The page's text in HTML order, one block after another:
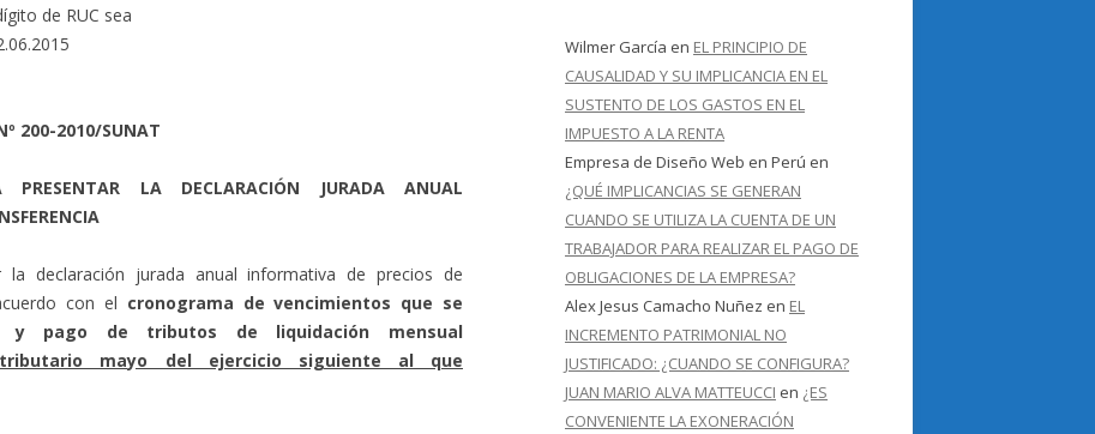
de RUC sea
200-2010/SUNAT
LA DECLARACIÓN JURADA ANUAL
declaración jurada anual informativa de precios de
con el cronograma de vencimientos que se
y pago de tributos de liquidación mensual
mayo del ejercicio siguiente al que
Wilmer García en EL PRINCIPIO DE
CAUSALIDAD Y SU IMPLICANCIA EN EL
SUSTENTO DE LOS GASTOS EN EL
IMPUESTO A LA RENTA
Empresa de Diseño Web en Perú en
¿QUÉ IMPLICANCIAS SE GENERAN
CUANDO SE UTILIZA LA CUENTA DE UN
TRABAJADOR PARA REALIZAR EL PAGO DE
OBLIGACIONES DE LA EMPRESA?
Alex Jesus Camacho Nuñez en EL
INCREMENTO PATRIMONIAL NO
JUSTIFICADO: ¿CUANDO SE CONFIGURA?
JUAN MARIO ALVA MATTEUCCI en ¿ES
CONVENIENTE LA EXONERACIÓN